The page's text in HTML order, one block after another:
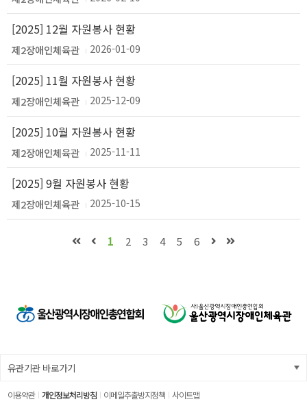
[2025] 12월 자원봉사 현황
제2장애인체육관 2026-01-09
[2025] 11월 자원봉사 현황
제2장애인체육관 2025-12-09
[2025] 10월 자원봉사 현황
제2장애인체육관 2025-11-11
[2025] 9월 자원봉사 현황
제2장애인체육관 2025-10-15
1 2 3 4 5 6
이용약관 개인정보처리방침 이메일추출방지정책 사이트맵